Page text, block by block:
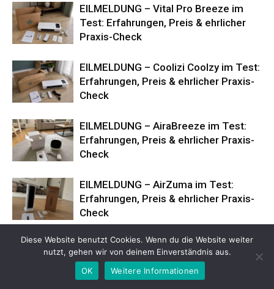
EILMELDUNG – Vital Pro Breeze im
Test: Erfahrungen, Preis & ehrlicher
Praxis-Check
EILMELDUNG – Coolizi Coolzy im Test:
Erfahrungen, Preis & ehrlicher Praxis-
Check
EILMELDUNG – AiraBreeze im Test:
Erfahrungen, Preis & ehrlicher Praxis-
Check
EILMELDUNG – AirZuma im Test:
Erfahrungen, Preis & ehrlicher Praxis-
Check
Schwarzkümmelöl Kapseln Testsieger
– 6 Präparate im direkten Vergleich –
Test 2026
Diese Website benutzt Cookies. Wenn du die Website weiter
nutzt, gehen wir von deinem Einverständnis aus.
OK
Weitere Informationen